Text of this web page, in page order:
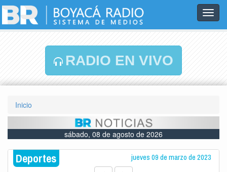
RADIO EN VIVO
Inicio
sábado, 08 de agosto de 2026
Deportes jueves 09 de marzo de 2023